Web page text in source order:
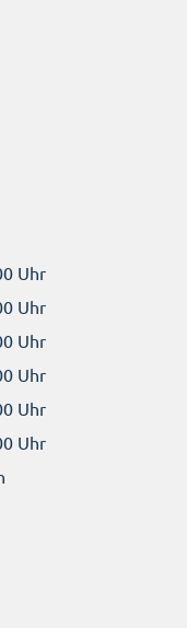
Uhr
Uhr
Uhr
Uhr
Uhr
Uhr